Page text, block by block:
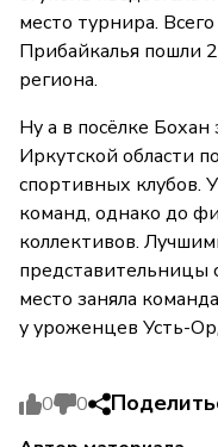
место турнира.
Прибайкалья пошли
региона.
Ну а в посёлке
Иркутской области
спортивных клубов.
команд, однако до
коллективов.
представительницы
место заняла
у уроженцев Усть-
0 0